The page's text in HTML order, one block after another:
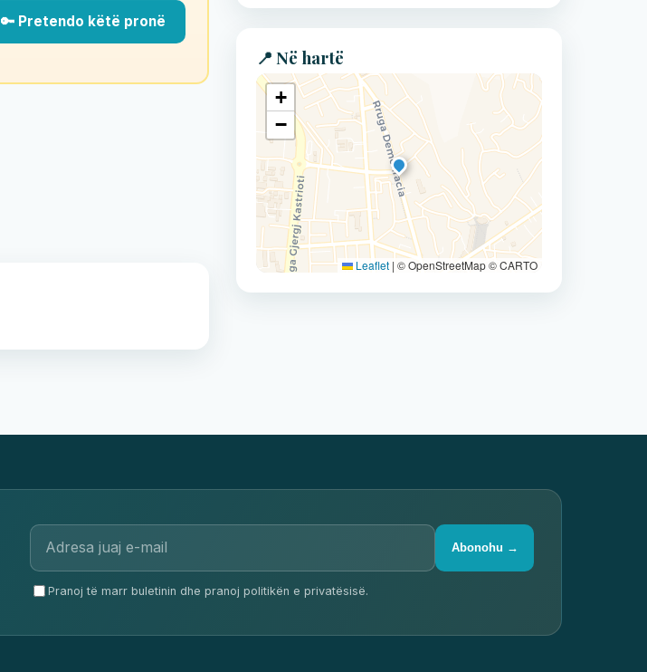
🔑 Pretendo këtë pronë
📍 Në hartë
+
−
Leaflet | © OpenStreetMap © CARTO
Abonohu →
Pranoj të marr buletinin dhe pranoj politikën e privatësisë.